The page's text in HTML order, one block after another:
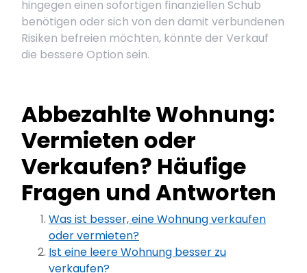
hingegen einen sofortigen finanziellen Schub
benötigen oder sich von den damit verbundenen
Risiken befreien möchten, könnte der Verkauf
die bessere Option sein.
Abbezahlte Wohnung:
Vermieten oder
Verkaufen? Häufige
Fragen und Antworten
Was ist besser, eine Wohnung verkaufen
oder vermieten?
Ist eine leere Wohnung besser zu
verkaufen?